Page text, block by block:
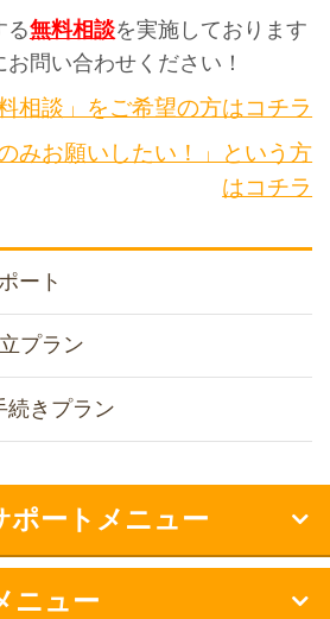
る無料相談を実施しております
問い合わせください！
料相談」をご希望の方はコチラ
みお願いしたい！」という方
はコチラ
ート
プラン
続きプラン
ポートメニュー
ニュー